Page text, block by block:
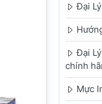
Đại
Đại
chính
Mực